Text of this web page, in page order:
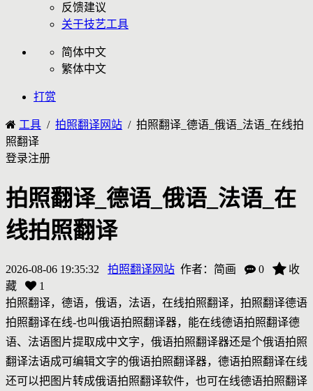
反馈建议
关于技艺工具
简体中文
繁体中文
打赏
工具 / 拍照翻译网站 / 拍照翻译_德语_俄语_法语_在线拍
照翻译
登录注册
拍照翻译_德语_俄语_法语_在
线拍照翻译
2026-08-06 19:35:32 拍照翻译网站 作者： 简画 0
收
藏
1
拍照翻译，德语，俄语，法语，在线拍照翻译，拍照翻译德语
拍照翻译在线-也叫俄语拍照翻译器，能在线德语拍照翻译德
语、法语图片提取成中文字，俄语拍照翻译器还是个俄语拍照
翻译法语成可编辑文字的俄语拍照翻译器，德语拍照翻译在线
还可以把图片转成俄语拍照翻译软件，也可在线德语拍照翻译